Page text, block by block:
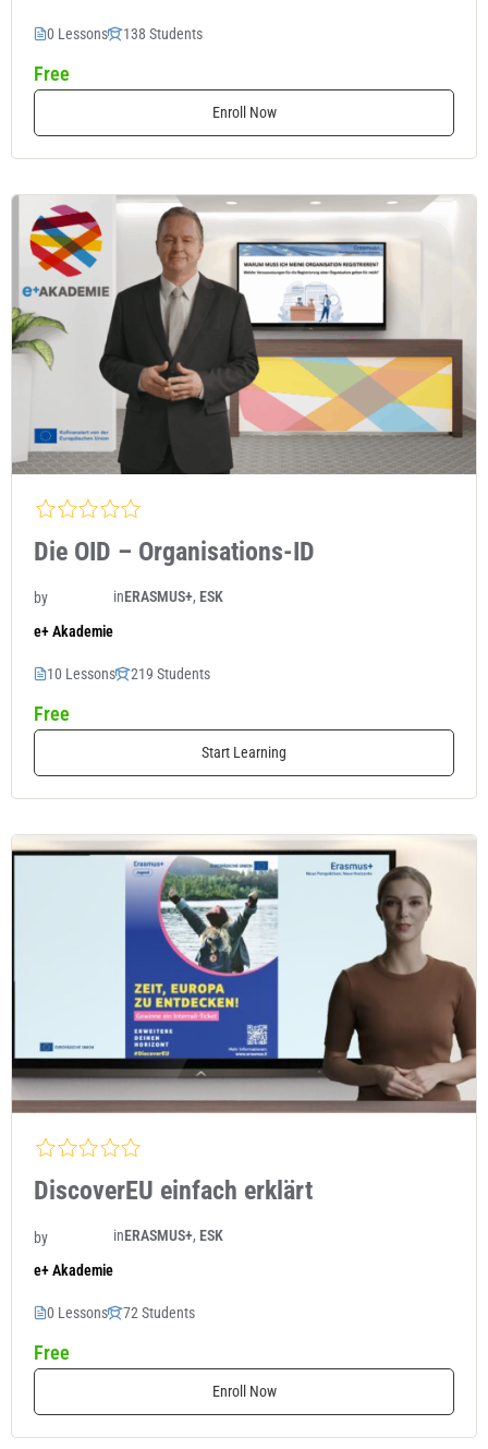
0 Lessons 138 Students
Free
Enroll Now
Die OID – Organisations-ID
by
e+ Akademie
inERASMUS+, ESK
10 Lessons 219 Students
Free
Start Learning
DiscoverEU einfach erklärt
by
e+ Akademie
inERASMUS+, ESK
0 Lessons 72 Students
Free
Enroll Now